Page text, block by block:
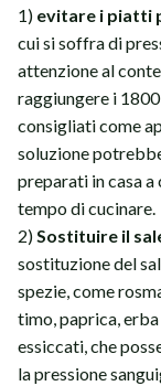
1) evitare i piatti
cui si soffra di
attenzione al
raggiungere i
consigliati come
soluzione
preparati in casa a
tempo di cucinare.
2)Sostituire il
sostituzione del
spezie, come
timo, paprica,
essiccati, che
la pressione